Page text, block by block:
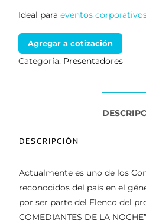
Ideal para eventos
Agregar a cotización
Categoría: Presentadores
DESCRIPCIÓN
Actualmente es uno de los
reconocidos del país en el
por ser parte del Elenco del
COMEDIANTES DE LA